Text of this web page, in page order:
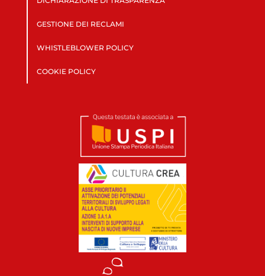
GESTIONE DEI RECLAMI
WHISTLEBLOWER POLICY
COOKIE POLICY